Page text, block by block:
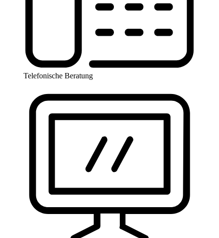
Telefonische Beratung